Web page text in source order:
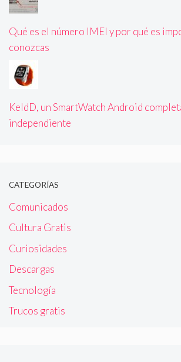
Qué es el número IMEI y por qué es
conozcas
KeldD, un SmartWatch Android
independiente
CATEGORÍAS
Comunicados
Cultura Gratis
Curiosidades
Descargas
Tecnología
Trucos gratis